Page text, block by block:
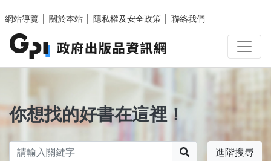
網站導覽
關於本站 隱私權及安全政策 聯絡我們
你想找的好書在這裡！
進階搜尋